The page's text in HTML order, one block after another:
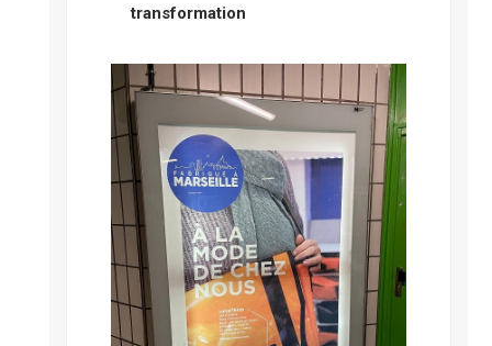
transformation